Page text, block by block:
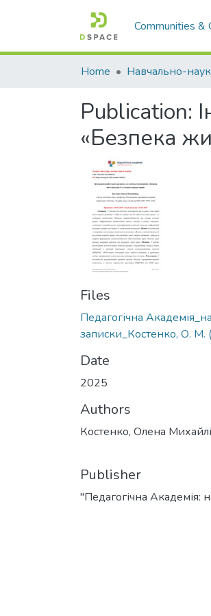
Communities &
Home
Publication:
«Безпека
Files
Педагогічна
записки_Костенко, О. М.
Date
2025
Authors
Костенко, Олена
Publisher
"Педагогічна Академія: